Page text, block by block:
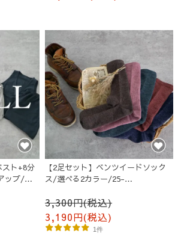
スト+8分
ップ/選
【2足セット】ベンツイードソック
ス/選べる2カラー/25-
3,300円(税込)
3,190円(税込)
1件